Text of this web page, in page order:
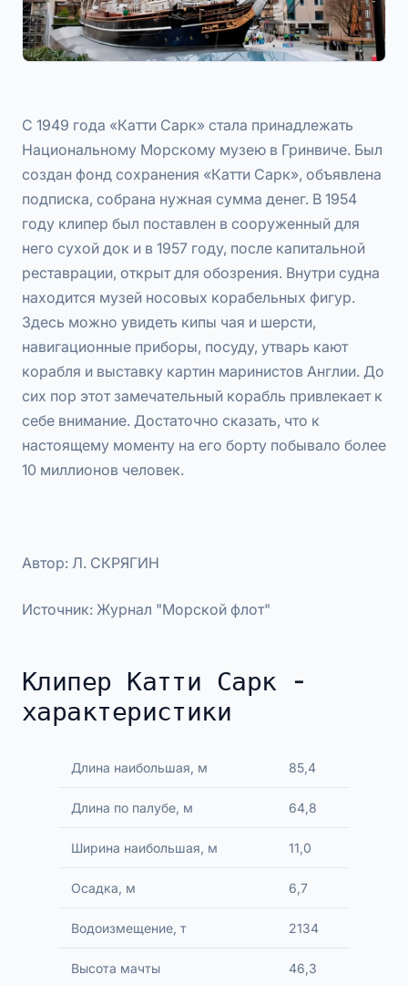
С 1949 года «Катти Сарк» стала принадлежать
Национальному Морскому музею в Гринвиче. Был
создан фонд сохранения «Катти Сарк», объявлена
подписка, собрана нужная сумма денег. В 1954
году клипер был поставлен в сооруженный для
него сухой док и в 1957 году, после капитальной
реставрации, открыт для обозрения. Внутри судна
находится музей носовых корабельных фигур.
Здесь можно увидеть кипы чая и шерсти,
навигационные приборы, посуду, утварь кают
корабля и выставку картин маринистов Англии. До
сих пор этот замечательный корабль привлекает к
себе внимание. Достаточно сказать, что к
настоящему моменту на его борту побывало более
10 миллионов человек.
Автор: Л. СКРЯГИН
Источник: Журнал "Морской флот"
Клипер Катти Сарк -
характеристики
Длина наибольшая, м 85,4
Длина по палубе, м 64,8
Ширина наибольшая, м 11,0
Осадка, м 6,7
Водоизмещение, т 2134
Высота мачты 46,3